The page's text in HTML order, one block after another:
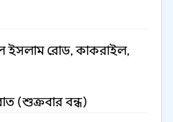
ইসলাম রোড, কাকরাইল,
(শুক্রবার বন্ধ)